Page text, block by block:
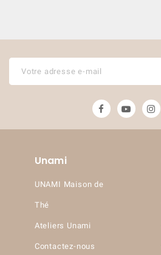
Unami
UNAMI Maison de
Thé
Ateliers Unami
Contactez-nous